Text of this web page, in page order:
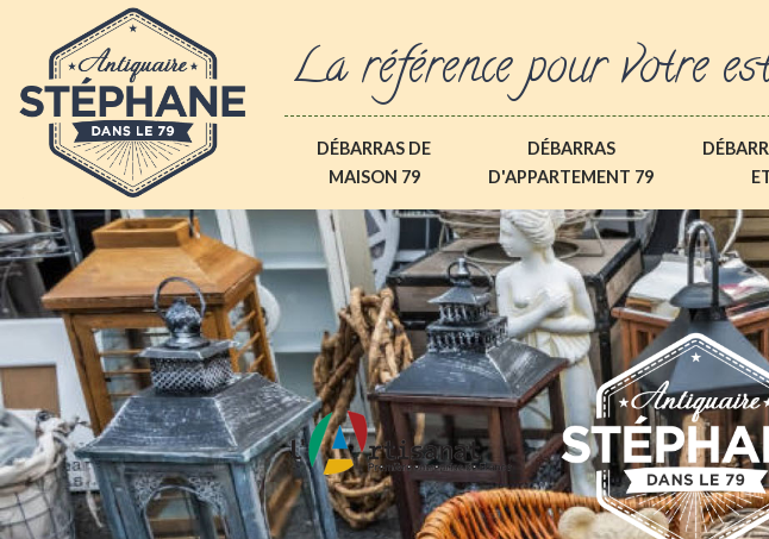
La référence pour votre
DÉBARRAS DE
MAISON 79
DÉBARRAS
D'APPARTEMENT 79